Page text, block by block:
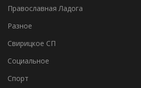
Потанинское СП
Православная Ладога
Разное
Свирицкое СП
Социальное